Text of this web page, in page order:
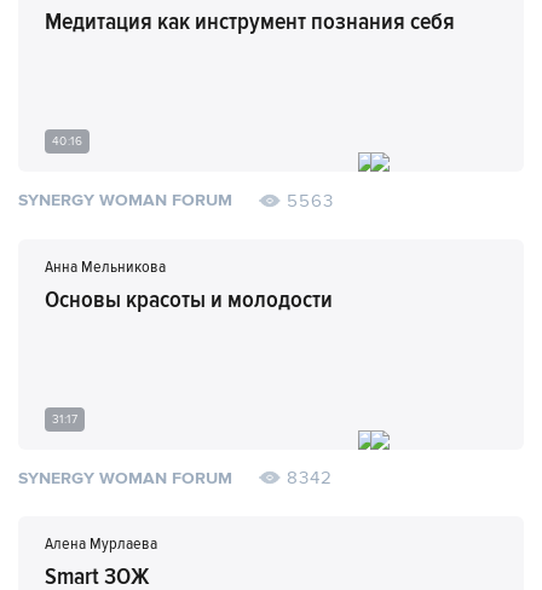
Медитация как инструмент познания себя
40:16
SYNERGY WOMAN FORUM 5563
Анна Мельникова
Основы красоты и молодости
31:17
SYNERGY WOMAN FORUM 8342
Алена Мурлаева
Smart ЗОЖ